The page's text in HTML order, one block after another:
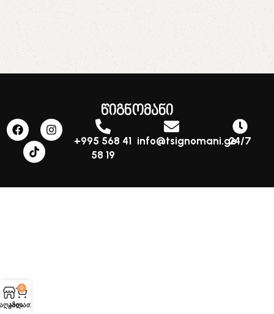
წიგნომანი
+995 568 41
58 19
info@tsignomani.ge24/7
0
კალათა